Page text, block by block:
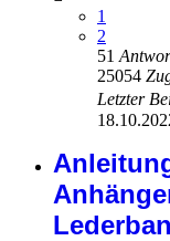
1
2
51
25054
Letzter